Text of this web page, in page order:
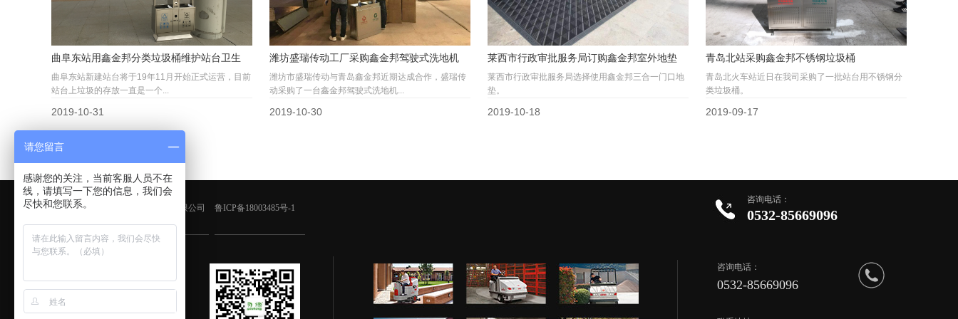
曲阜东站用鑫金邦分类垃圾桶维护站台卫生
曲阜东站新建站台将于19年11月开始正式运营，目前
站台上垃圾的存放一直是一个...
2019-10-31
潍坊盛瑞传动工厂采购鑫金邦驾驶式洗地机
潍坊市盛瑞传动与青岛鑫金邦近期达成合作，盛瑞传
动采购了一台鑫金邦驾驶式洗地机...
2019-10-30
莱西市行政审批服务局订购鑫金邦室外地垫
莱西市行政审批服务局选择使用鑫金邦三合一门口地
垫。
2019-10-18
青岛北站采购鑫金邦不锈钢垃圾桶
青岛北火车站近日在我司采购了一批站台用不锈钢分
类垃圾桶。
2019-09-17
咨询电话：
版权所有：青岛鑫金邦清洁设备有限公司
0532-85669096
咨询电话：
0532-85669096
鲁ICP备18003485号-1
请您留言
感谢您的关注，当前客服人员不在
线，请填写一下您的信息，我们会
尽快和您联系。